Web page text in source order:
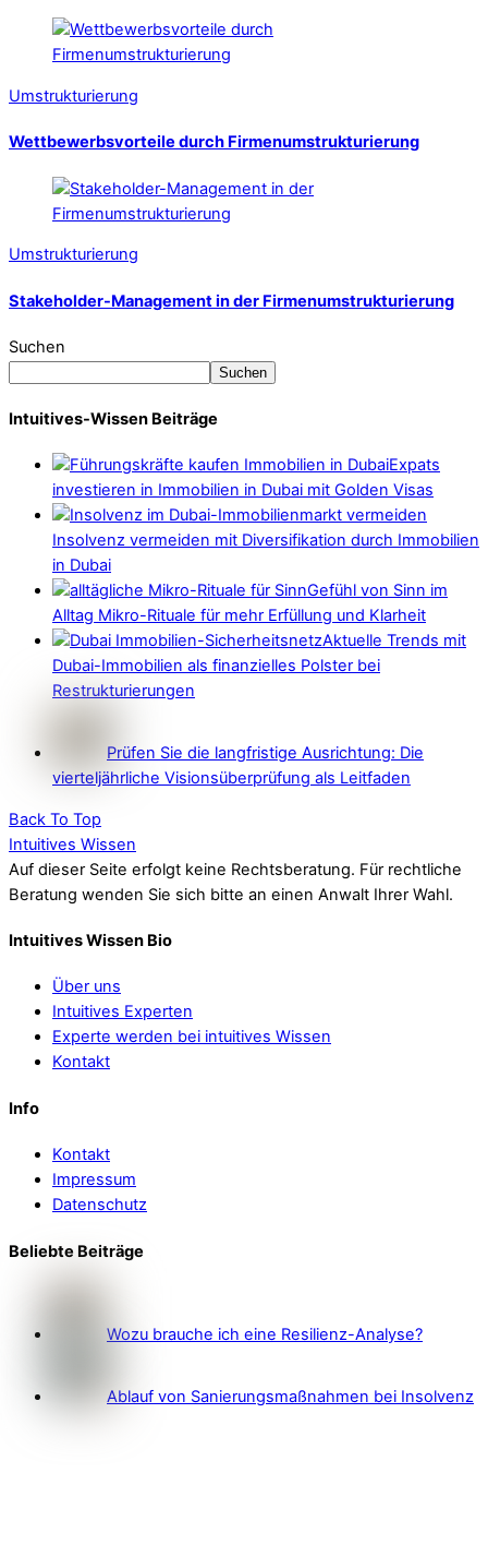
Umstrukturierung
Wettbewerbsvorteile durch Firmenumstrukturierung
Umstrukturierung
Stakeholder-Management in der Firmenumstrukturierung
Suchen
Suchen
Intuitives-Wissen Beiträge
Expats
investieren in Immobilien in Dubai mit Golden Visas
Insolvenz vermeiden mit Diversifikation durch Immobilien
in Dubai
Gefühl von Sinn im
Alltag Mikro-Rituale für mehr Erfüllung und Klarheit
Aktuelle Trends mit
Dubai-Immobilien als finanzielles Polster bei
Restrukturierungen
Prüfen Sie die langfristige Ausrichtung: Die
vierteljährliche Visionsüberprüfung als Leitfaden
Back To Top
Intuitives Wissen
Auf dieser Seite erfolgt keine Rechtsberatung. Für rechtliche
Beratung wenden Sie sich bitte an einen Anwalt Ihrer Wahl.
Intuitives Wissen Bio
Über uns
Intuitives Experten
Experte werden bei intuitives Wissen
Kontakt
Info
Kontakt
Impressum
Datenschutz
Beliebte Beiträge
Wozu brauche ich eine Resilienz-Analyse?
Ablauf von Sanierungsmaßnahmen bei Insolvenz